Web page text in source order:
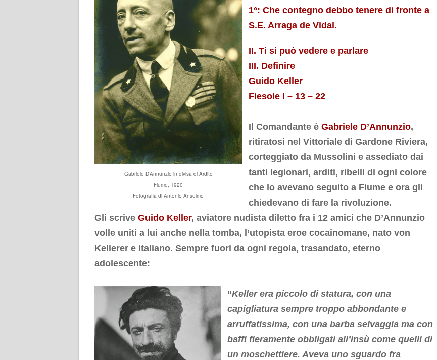
Gabriele D’Annunzio in divisa di Ardito
Fiume, 1920
Fotografia di Antonio Anselmo
1°: Che contegno debbo tenere di fronte a
S.E. Arraga de Vidal.
II. Ti si può vedere e parlare
III. Definire
Guido Keller
Fiesole I – 13 – 22
Il Comandante è Gabriele D’Annunzio,
ritiratosi nel Vittoriale di Gardone Riviera,
corteggiato da Mussolini e assediato dai
tanti legionari, arditi, ribelli di ogni colore
che lo avevano seguito a Fiume e ora gli
chiedevano di fare la rivoluzione.
Gli scrive Guido Keller, aviatore nudista diletto fra i 12 amici che D’Annunzio
volle uniti a lui anche nella tomba, l’utopista eroe cocainomane, nato von
Kellerer e italiano. Sempre fuori da ogni regola, trasandato, eterno
adolescente:
“Keller era piccolo di statura, con una
capigliatura sempre troppo abbondante e
arruffatissima, con una barba selvaggia ma con
baffi fieramente obbligati all’insù come quelli di
un moschettiere. Aveva uno sguardo fra